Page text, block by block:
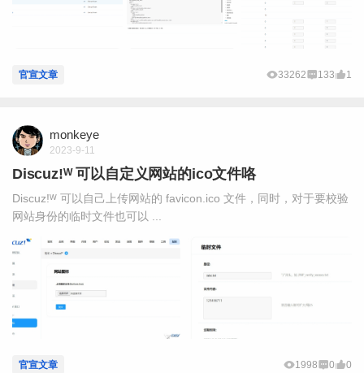
官宣文章 33262 133 1
monkeye
2023-9-11
Discuz!ᵂ 可以自定义网站的ico文件咯
Discuz!ᵂ 可以自己上传网站的 favicon.ico 文件，同时，对于要校验
网站身份的临时文件也可以 ...
官宣文章 1998 0 0